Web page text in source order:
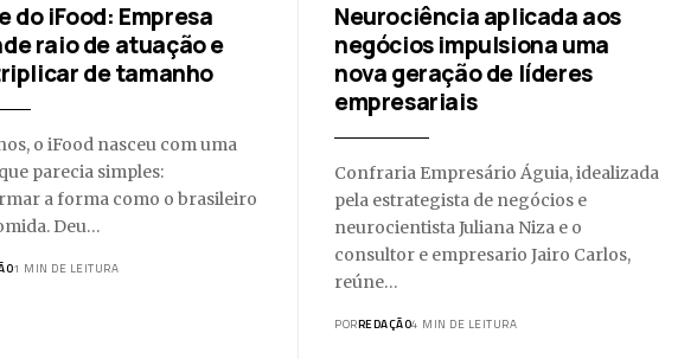
do iFood: Empresa
raio de atuação e
de tamanho
o iFood nasceu com uma
parecia simples:
a forma como o brasileiro
Deu…
1 MIN DE LEITURA
Neurociência aplicada aos
negócios impulsiona uma
nova geração de líderes
empresariais
Confraria Empresário Águia, idealizada
pela estrategista de negócios e
neurocientista Juliana Niza e o
consultor e empresario Jairo Carlos,
reúne…
PORREDAÇÃO4 MIN DE LEITURA